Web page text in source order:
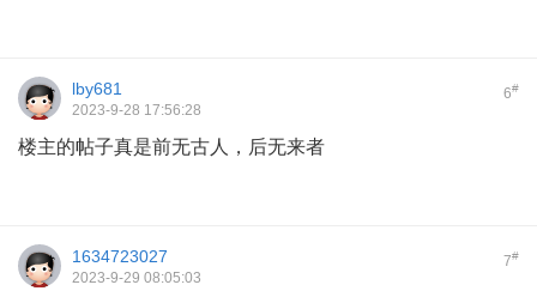
6#
lby681
2023-9-28 17:56:28
楼主的帖子真是前无古人，后无来者
7#
1634723027
2023-9-29 08:05:03